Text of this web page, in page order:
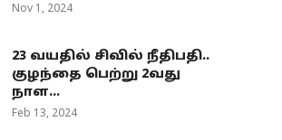
Nov 1, 2024
23 வயதில் சிவில் நீதிபதி..
குழந்தை பெற்று 2வது
நாள...
Feb 13, 2024